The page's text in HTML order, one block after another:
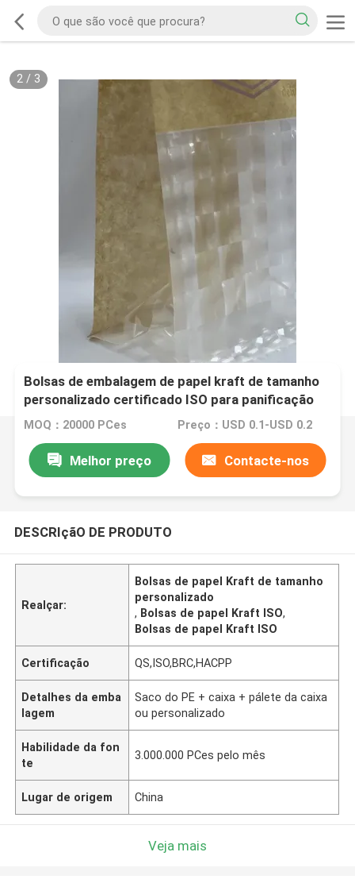
2/ 3
Bolsas de embalagem de papel kraft de tamanho
personalizado certificado ISO para panificação
MOQ：20000 PCes Preço：USD 0.1-USD 0.2
Melhor preço Contacte-nos
DESCRIçãO DE PRODUTO
Realçar:
Bolsas de papel Kraft de tamanho
personalizado
, Bolsas de papel Kraft ISO,
Bolsas de papel Kraft ISO
Certificação QS,ISO,BRC,HACPP
Detalhes da emba
lagem
Saco do PE + caixa + pálete da caixa
ou personalizado
Habilidade da fon
te
3.000.000 PCes pelo mês
Lugar de origem China
Veja mais